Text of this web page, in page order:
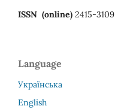
ISSN (online) 2415-3109
Language
Українська
English